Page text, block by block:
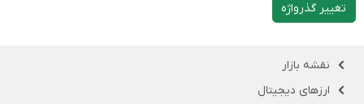
تغییر گذرواژه
نقشه بازار
ارزهای دیجیتال